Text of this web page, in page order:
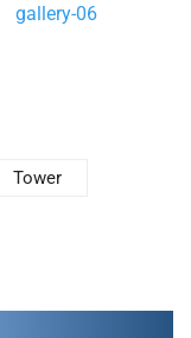
gallery-06
Tower